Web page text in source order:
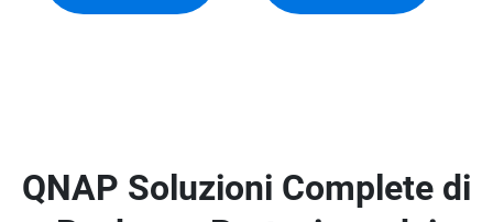
QNAP Soluzioni Complete di